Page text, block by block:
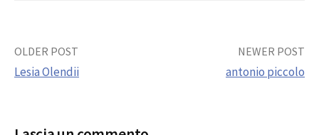
Post
OLDER POST
Lesia Olendii
NEWER POST
antonio piccolo